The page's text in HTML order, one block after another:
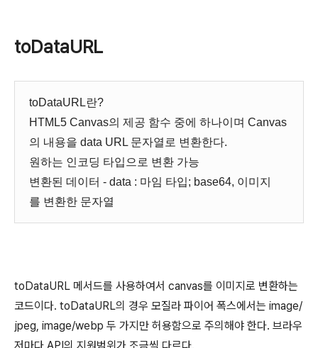
toDataURL
toDataURL란?
HTML5 Canvas의 제공 함수 중에 하나이며 Canvas
의 내용을 data URL 문자열로 변환한다.
원하는 인코딩 타입으로 변환 가능
변환된 데이터 - data : 마임 타입; base64, 이미지
를 변환한 문자열
toDataURL 메서드를 사용하여서 canvas를 이미지로 변환하는
코드이다. toDataURL의 경우 모질라 파이어 폭스에서는 image/
jpeg, image/webp 두 가지만 허용함으로 주의해야 한다. 브라우